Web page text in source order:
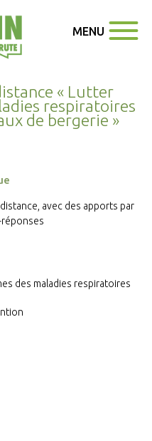
MENU
« Lutter
respiratoires
de bergerie »
avec des apports par
des maladies respiratoires